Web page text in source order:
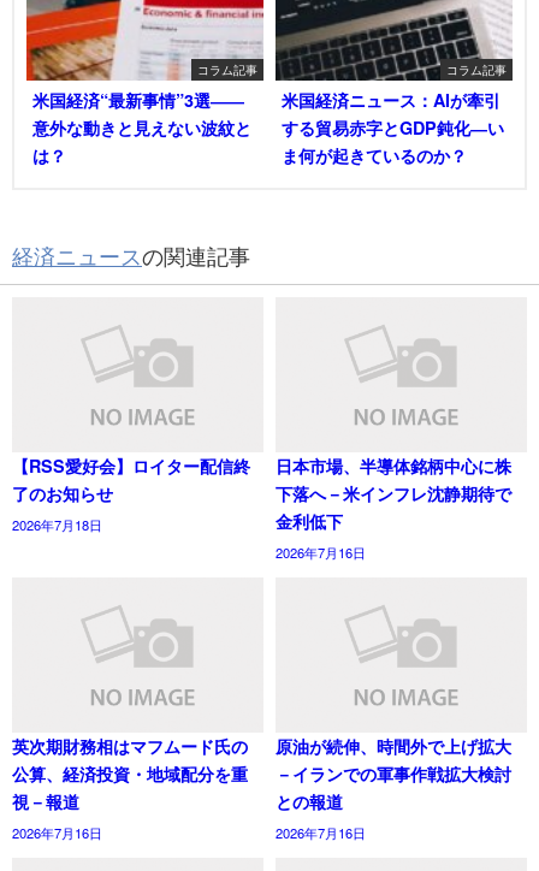
コラム記事
米国経済“最新事情”3選――
意外な動きと見えない波紋と
は？
コラム記事
米国経済ニュース：AIが牽引
する貿易赤字とGDP鈍化―い
ま何が起きているのか？
経済ニュースの関連記事
【RSS愛好会】ロイター配信終
了のお知らせ
2026年7月18日
日本市場、半導体銘柄中心に株
下落へ－米インフレ沈静期待で
金利低下
2026年7月16日
英次期財務相はマフムード氏の
公算、経済投資・地域配分を重
視－報道
2026年7月16日
原油が続伸、時間外で上げ拡大
－イランでの軍事作戦拡大検討
との報道
2026年7月16日